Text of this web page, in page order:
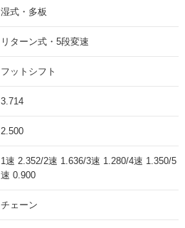
湿式・多板
リターン式・5段変速
フットシフト
3.714
2.500
1速 2.352/2速 1.636/3速 1.280/4速 1.350/5
速 0.900
チェーン